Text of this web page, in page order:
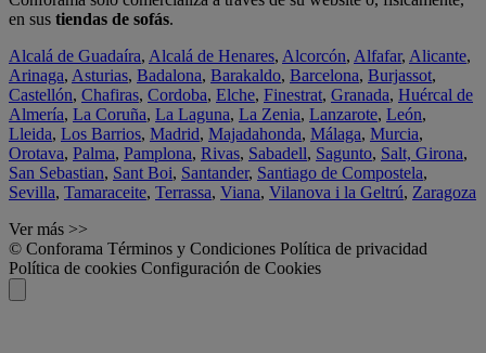
en sus tiendas de sofás.
Alcalá de Guadaíra, Alcalá de Henares, Alcorcón, Alfafar, Alicante,
Arinaga, Asturias, Badalona, Barakaldo, Barcelona, Burjassot,
Castellón, Chafiras, Cordoba, Elche, Finestrat, Granada, Huércal de
Almería, La Coruña, La Laguna, La Zenia, Lanzarote, León,
Lleida, Los Barrios, Madrid, Majadahonda, Málaga, Murcia,
Orotava, Palma, Pamplona, Rivas, Sabadell, Sagunto, Salt, Girona,
San Sebastian, Sant Boi, Santander, Santiago de Compostela,
Sevilla, Tamaraceite, Terrassa, Viana, Vilanova i la Geltrú, Zaragoza
Ver más >>
© Conforama Términos y Condiciones Política de privacidad
Política de cookies Configuración de Cookies